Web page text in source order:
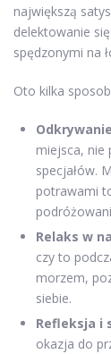
największą
delektowanie
spędzonymi na
Oto kilka
miejsca, nie
specjałów.
potrawami
Relaks w
czy to
morzem,
siebie.
Refleksja i
okazja do